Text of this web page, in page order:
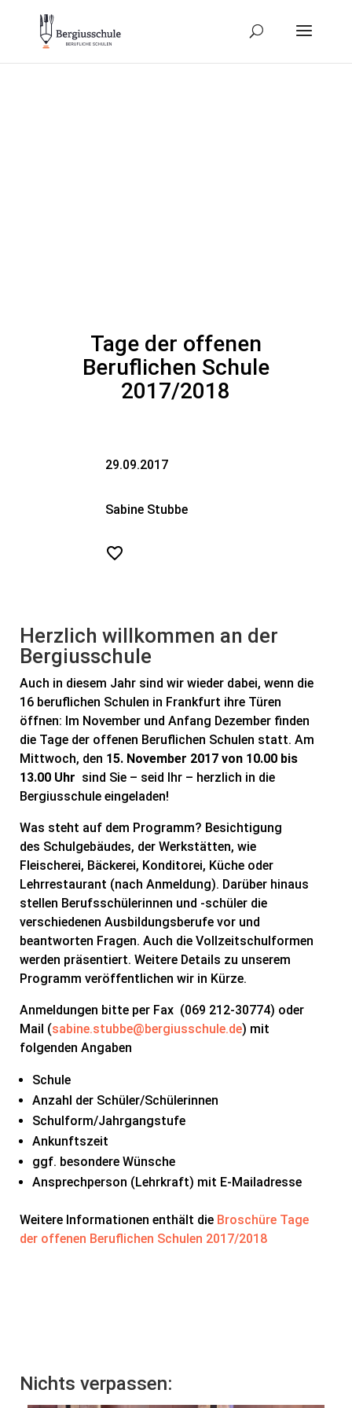
Tage der offenen
Beruflichen Schule
2017/2018
29.09.2017
Sabine Stubbe
Herzlich willkommen an der
Bergiusschule
Auch in diesem Jahr sind wir wieder dabei, wenn die
16 beruflichen Schulen in Frankfurt ihre Türen
öffnen: Im November und Anfang Dezember finden
die Tage der offenen Beruflichen Schulen statt. Am
Mittwoch, den 15. November 2017 von 10.00 bis
13.00 Uhr sind Sie – seid Ihr – herzlich in die
Bergiusschule eingeladen!
Was steht auf dem Programm? Besichtigung
des Schulgebäudes, der Werkstätten, wie
Fleischerei, Bäckerei, Konditorei, Küche oder
Lehrrestaurant (nach Anmeldung). Darüber hinaus
stellen Berufsschülerinnen und -schüler die
verschiedenen Ausbildungsberufe vor und
beantworten Fragen. Auch die Vollzeitschulformen
werden präsentiert. Weitere Details zu unserem
Programm veröffentlichen wir in Kürze.
Anmeldungen bitte per Fax (069 212-30774) oder
Mail (sabine.stubbe@bergiusschule.de) mit
folgenden Angaben
Schule
Anzahl der Schüler/Schülerinnen
Schulform/Jahrgangstufe
Ankunftszeit
ggf. besondere Wünsche
Ansprechperson (Lehrkraft) mit E-Mailadresse
Weitere Informationen enthält die Broschüre Tage
der offenen Beruflichen Schulen 2017/2018
Nichts verpassen: